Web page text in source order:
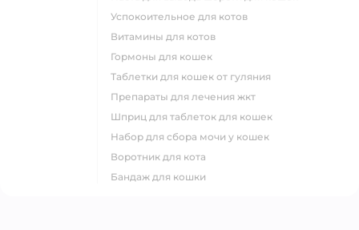
успокоительное для котов
витамины для котов
гормоны для кошек
таблетки для кошек от гуляния
препараты для лечения жкт
шприц для таблеток для кошек
набор для сбора мочи у кошек
воротник для кота
бандаж для кошки